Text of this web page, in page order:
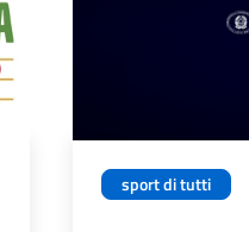
sport di tutti